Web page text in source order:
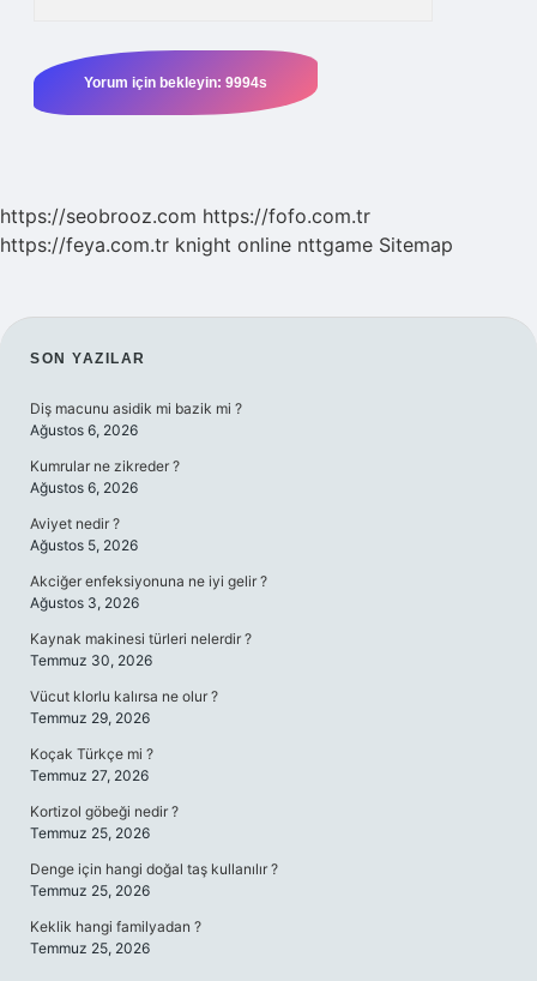
https://seobrooz.com https://fofo.com.tr
https://feya.com.tr knight online nttgame Sitemap
SIDEBAR
SON YAZILAR
Diş macunu asidik mi bazik mi ?
Ağustos 6, 2026
Kumrular ne zikreder ?
Ağustos 6, 2026
Aviyet nedir ?
Ağustos 5, 2026
Akciğer enfeksiyonuna ne iyi gelir ?
Ağustos 3, 2026
Kaynak makinesi türleri nelerdir ?
Temmuz 30, 2026
Vücut klorlu kalırsa ne olur ?
Temmuz 29, 2026
Koçak Türkçe mi ?
Temmuz 27, 2026
Kortizol göbeği nedir ?
Temmuz 25, 2026
Denge için hangi doğal taş kullanılır ?
Temmuz 25, 2026
Keklik hangi familyadan ?
Temmuz 25, 2026